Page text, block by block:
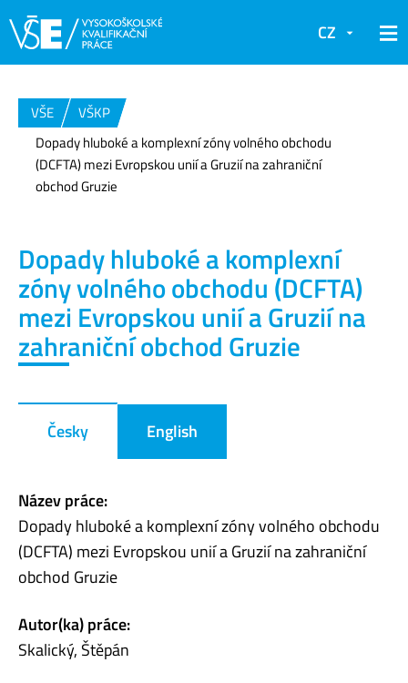
CZ
VŠE
VŠKP
Dopady hluboké a komplexní zóny volného obchodu
(DCFTA) mezi Evropskou unií a Gruzií na zahraniční
obchod Gruzie
Dopady hluboké a komplexní
zóny volného obchodu (DCFTA)
mezi Evropskou unií a Gruzií na
zahraniční obchod Gruzie
Česky English
Název práce:
Dopady hluboké a komplexní zóny volného obchodu
(DCFTA) mezi Evropskou unií a Gruzií na zahraniční
obchod Gruzie
Autor(ka) práce:
Skalický, Štěpán